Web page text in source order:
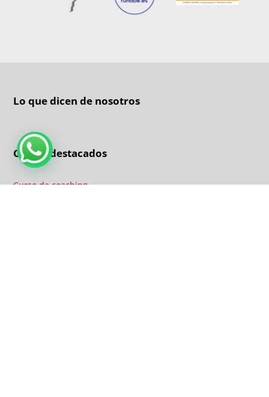
Lo que dicen de nosotros
Cursos destacados
Curso de coaching